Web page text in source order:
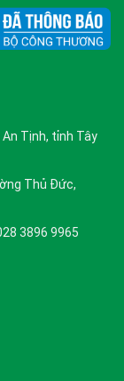
An Tịnh, tỉnh Tây
Thủ Đức,
3896 9965